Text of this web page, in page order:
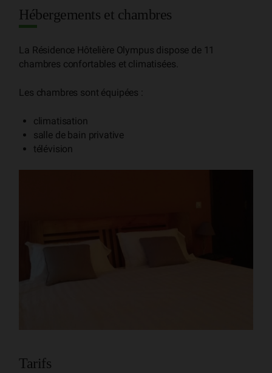
Hébergements et chambres
La Résidence Hôtelière Olympus dispose de 11
chambres confortables et climatisées.
Les chambres sont équipées :
climatisation
salle de bain privative
télévision
Tarifs